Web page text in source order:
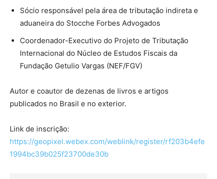
Sócio responsável pela área de tributação indireta e
aduaneira do Stocche Forbes Advogados
Coordenador-Executivo do Projeto de Tributação
Internacional do Núcleo de Estudos Fiscais da
Fundação Getulio Vargas (NEF/FGV)
Autor e coautor de dezenas de livros e artigos
publicados no Brasil e no exterior.
Link de inscrição:
https://geopixel.webex.com/weblink/register/rf203b4efe
1994bc39b025f23700de30b